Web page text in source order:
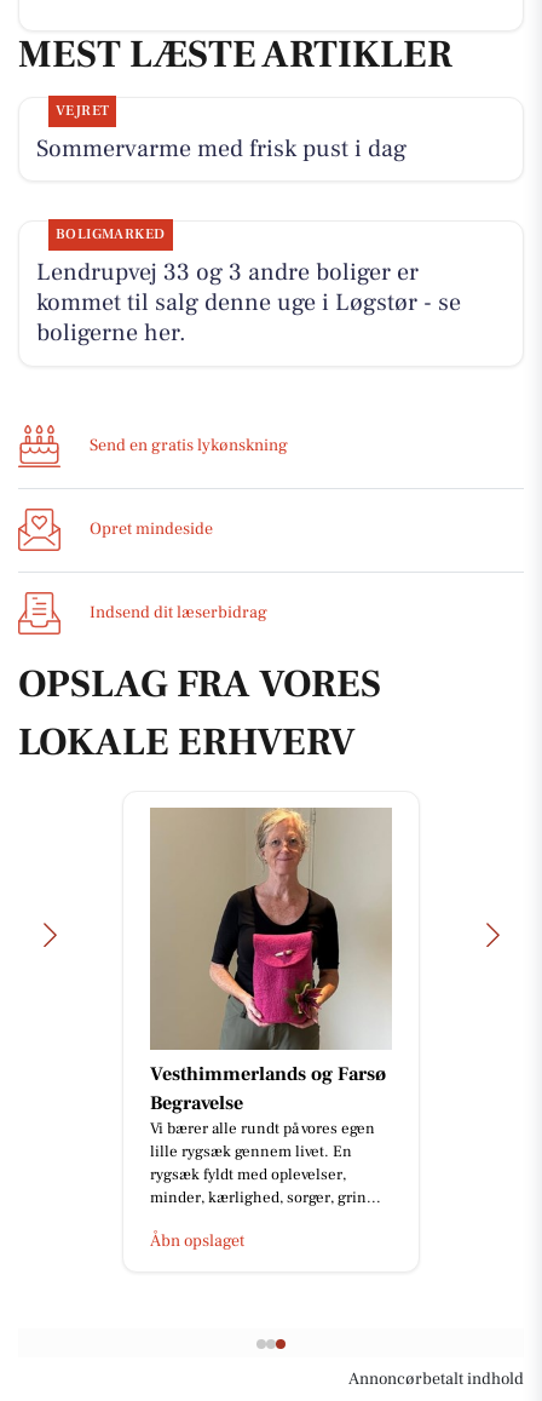
MEST LÆSTE ARTIKLER
VEJRET
Sommervarme med frisk pust i dag
BOLIGMARKED
Lendrupvej 33 og 3 andre boliger er
kommet til salg denne uge i Løgstør - se
boligerne her.
Send en gratis lykønskning
Opret mindeside
Indsend dit læserbidrag
OPSLAG FRA VORES
LOKALE ERHVERV
Vesthimmerlands og Farsø
Begravelse
Vi bærer alle rundt på vores egen
lille rygsæk gennem livet. En
rygsæk fyldt med oplevelser,
minder, kærlighed, sorger, grin...
Åbn opslaget
Annoncørbetalt indhold